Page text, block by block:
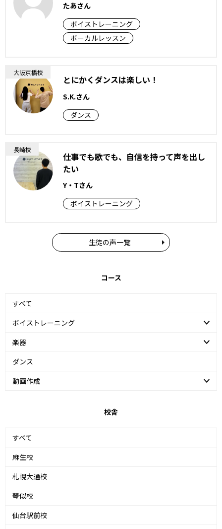
たあさん
ボイストレーニング
ボーカルレッスン
大阪京橋校
とにかくダンスは楽しい！
S.K.さん
ダンス
長崎校
仕事でも歌でも、自信を持って声を出し
たい
Y・Tさん
ボイストレーニング
生徒の声一覧
コース
すべて
ボイストレーニング
楽器
ダンス
動画作成
校舎
すべて
麻生校
札幌大通校
琴似校
仙台駅前校